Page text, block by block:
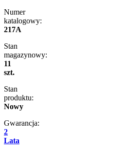
Numer
katalogowy:
217A
Stan
magazynowy:
11
szt.
Stan
produktu:
Nowy
Gwarancja:
2
Lata